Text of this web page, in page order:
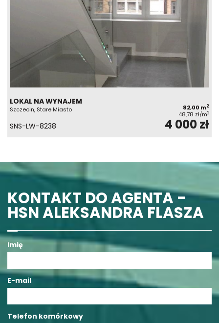
LOKAL NA WYNAJEM
Szczecin, Stare Miasto 82,00 m2
48,78 zł/m2
SNS-LW-8238 4 000 zł
KONTAKT DO AGENTA -
HSN ALEKSANDRA FLASZA
Imię
E-mail
Telefon komórkowy